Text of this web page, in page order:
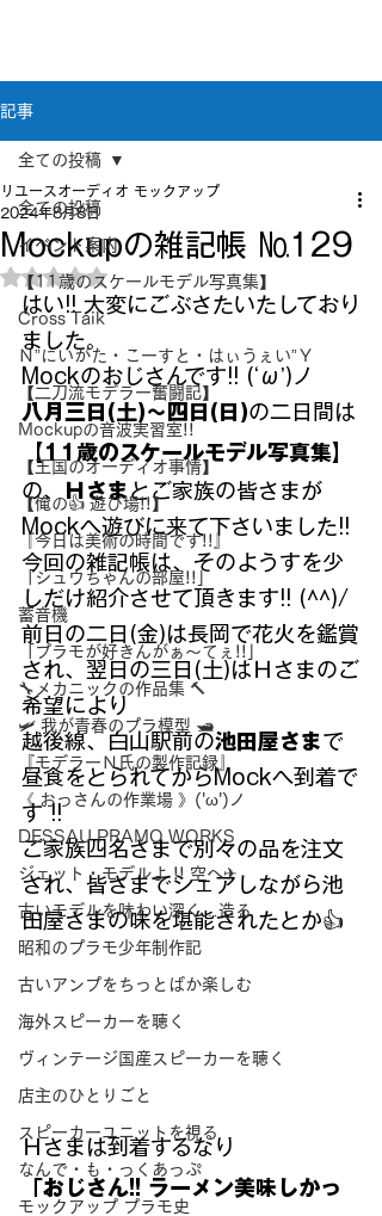
記事
全ての投稿
イベント案内
【11歳のスケールモデル写真集】
Cross Taik
Ｎ”にいがた・こーすと・はぃうぇい”Ｙ
【二刀流モデラー奮闘記】
Mockupの音波実習室!!
【王国のオーディオ事情】
【俺の👍 遊び場!!】
『今日は美術の時間です!!』
「シュウちゃんの部屋!!」
蓄音機
「プラモが好きんがぁ～てぇ!!」
🔧メカニックの作品集 🔨
🛩 我が青春のプラ模型 🛥
『モデラーＮ氏の製作記録』
《 おっさんの作業場 》('ω')ノ
DESSAU PRAMO WORKS
ジェット・モデルよ !! 空へ✈
古いモデルを味わい深く…造る
昭和のプラモ少年制作記
古いアンプをちっとばか楽しむ
海外スピーカーを聴く
ヴィンテージ国産スピーカーを聴く
店主のひとりごと
スピーカーユニットを視る
なんで・も・っくあっぷ
モックアップ プラモ史
全ての投稿
Mockupの雑記帳 №129
リユースオーディオ モックアップ
2024年8月8日
5つ星のうちNaNと評価されています。
はい!! 大変にごぶさたいたしており
ました。
Mockのおじさんです!! (‘ω’)ノ
八月三日(土)～四日(日)の二日間は
【11歳のスケールモデル写真集】
の、
Ｈさまとご家族の皆さまが
Mockへ遊びに来て下さいました!!
今回の雑記帳は、そのようすを少
しだけ紹介させて頂きます!! (^^)/
前日の二日(金)は長岡で花火を鑑賞
され、翌日の三日(土)はＨさまのご
希望により
越後線、白山駅前の池田屋さまで
昼食をとられてからMockへ到着で
す !!
ご家族四名さまで別々の品を注文
され、皆さまでシェアしながら池
田屋さまの味を堪能されたとか👍
Ｈさまは到着するなり
「おじさん!! ラーメン美味しかっ